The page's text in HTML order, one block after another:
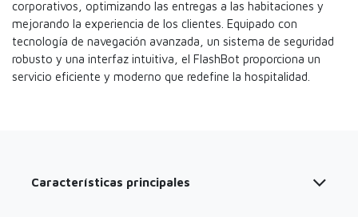
corporativos, optimizando las entregas a las habitaciones y
mejorando la experiencia de los clientes. Equipado con
tecnología de navegación avanzada, un sistema de seguridad
robusto y una interfaz intuitiva, el FlashBot proporciona un
servicio eficiente y moderno que redefine la hospitalidad.
Características principales